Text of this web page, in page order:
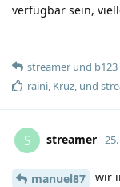
verfügbar sein,
streamer und b123
raini, Kruz, und
S streamer
manuel87
wir